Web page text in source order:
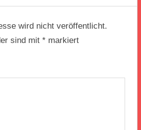
wird nicht veröffentlicht.
sind mit *markiert